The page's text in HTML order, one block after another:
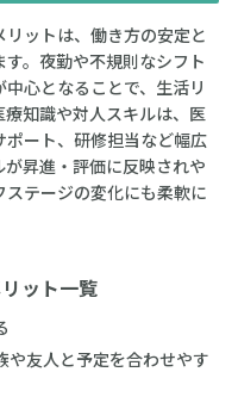
ットは、働き方の安定と
。夜勤や不規則なシフト
心となることで、生活リ
知識や対人スキルは、医
ート、研修担当など幅広
昇進・評価に反映されや
テージの変化にも柔軟に
ット一覧
や友人と予定を合わせやす